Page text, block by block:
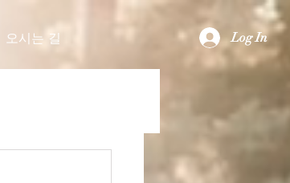
오시는 길 Log In